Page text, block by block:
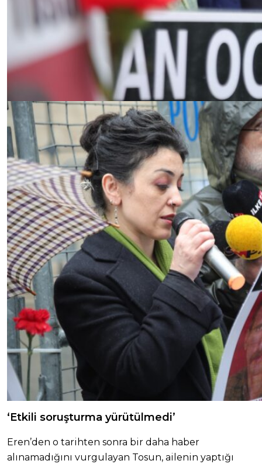
‘Etkili soruşturma yürütülmedi’
Eren’den o tarihten sonra bir daha haber
alınamadığını vurgulayan Tosun, ailenin yaptığı